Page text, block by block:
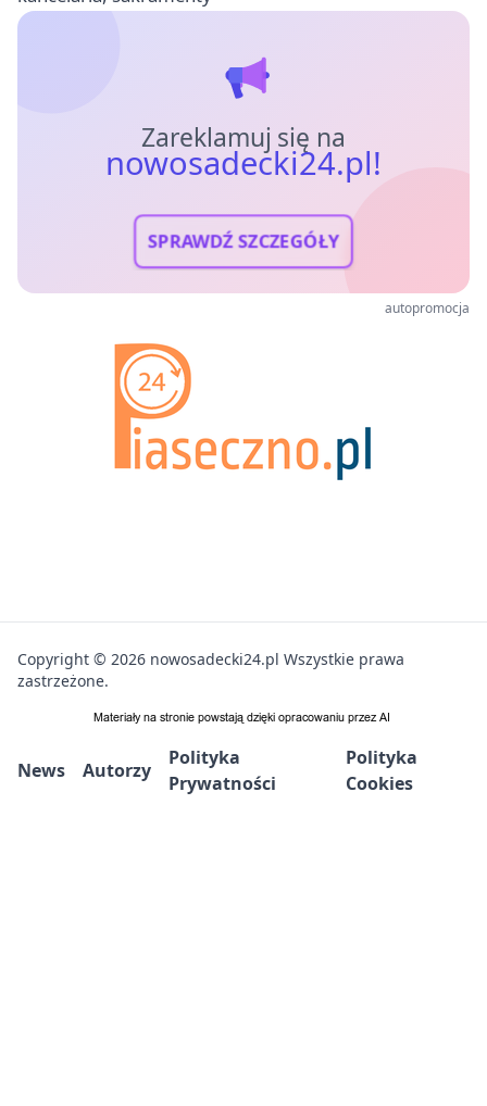
Zareklamuj się na
nowosadecki24.pl!
SPRAWDŹ SZCZEGÓŁY
autopromocja
Copyright © 2026 nowosadecki24.pl Wszystkie prawa
zastrzeżone.
News Autorzy
Polityka
Prywatności
Polityka
Cookies